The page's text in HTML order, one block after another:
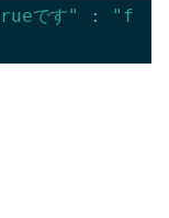
です" :